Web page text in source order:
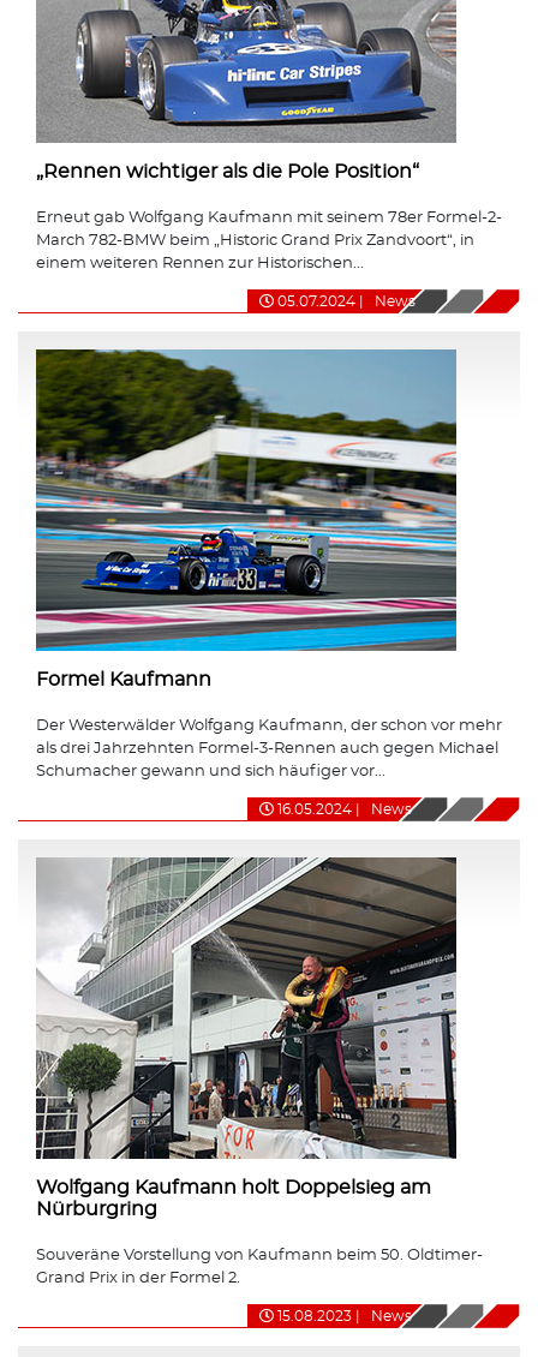
„Rennen wichtiger als die Pole Position“
Erneut gab Wolfgang Kaufmann mit seinem 78er Formel-2-
March 782-BMW beim „Historic Grand Prix Zandvoort“, in
einem weiteren Rennen zur Historischen...
05.07.2024 News
Formel Kaufmann
Der Westerwälder Wolfgang Kaufmann, der schon vor mehr
als drei Jahrzehnten Formel-3-Rennen auch gegen Michael
Schumacher gewann und sich häufiger vor...
16.05.2024 News
Wolfgang Kaufmann holt Doppelsieg am
Nürburgring
Souveräne Vorstellung von Kaufmann beim 50. Oldtimer-
Grand Prix in der Formel 2.
15.08.2023 News